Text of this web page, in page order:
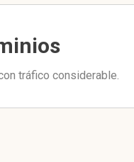
tráfico considerable.